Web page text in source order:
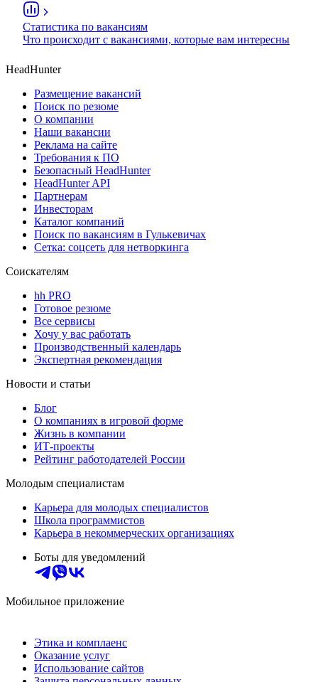
Статистика по вакансиям
Что происходит с вакансиями, которые вам интересны
HeadHunter
Размещение вакансий
Поиск по резюме
О компании
Наши вакансии
Реклама на сайте
Требования к ПО
Безопасный HeadHunter
HeadHunter API
Партнерам
Инвесторам
Каталог компаний
Поиск по вакансиям в Гулькевичах
Сетка: соцсеть для нетворкинга
Соискателям
hh PRO
Готовое резюме
Все сервисы
Хочу у вас работать
Производственный календарь
Экспертная рекомендация
Новости и статьи
Блог
О компаниях в игровой форме
Жизнь в компании
ИТ-проекты
Рейтинг работодателей России
Молодым специалистам
Карьера для молодых специалистов
Школа программистов
Карьера в некоммерческих организациях
Боты для уведомлений
Мобильное приложение
Этика и комплаенс
Оказание услуг
Использование сайтов